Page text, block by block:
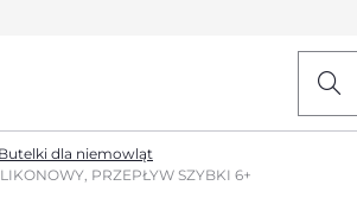
Butelki dla niemowląt
PRZEPŁYW SZYBKI 6+